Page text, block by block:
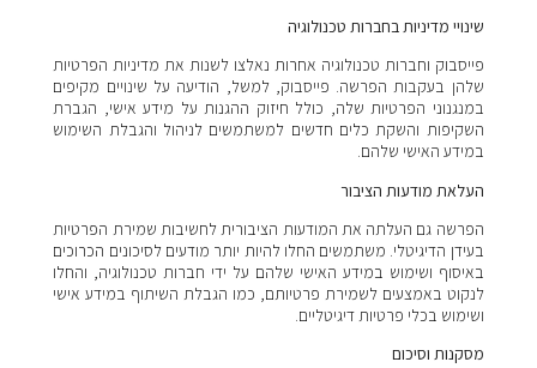
שינויי מדיניות בחברות טכנולוגיה
פייסבוק וחברות טכנולוגיה אחרות נאלצו לשנות את מדיניות הפרטיות
שלהן בעקבות הפרשה. פייסבוק, למשל, הודיעה על שינויים מקיפים
במנגנוני הפרטיות שלה, כולל חיזוק ההגנות על מידע אישי, הגברת
השקיפות והשקת כלים חדשים למשתמשים לניהול והגבלת השימוש
במידע האישי שלהם.
העלאת מודעות הציבור
הפרשה גם העלתה את המודעות הציבורית לחשיבות שמירת הפרטיות
בעידן הדיגיטלי. משתמשים החלו להיות יותר מודעים לסיכונים הכרוכים
באיסוף ושימוש במידע האישי שלהם על ידי חברות טכנולוגיה, והחלו
לנקוט באמצעים לשמירת פרטיותם, כמו הגבלת השיתוף במידע אישי
ושימוש בכלי פרטיות דיגיטליים.
מסקנות וסיכום